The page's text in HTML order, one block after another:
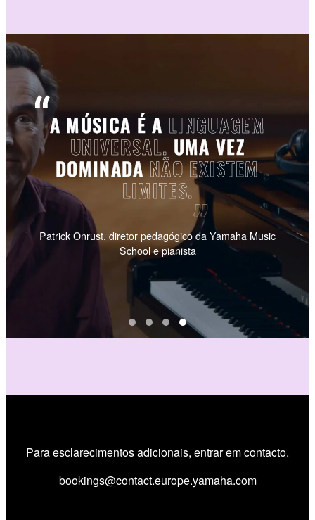
Testemunhos
A MÚSICA É A LINGUAGEM
UNIVERSAL. UMA VEZ
DOMINADANÃO EXISTEM
LIMITES.
Patrick Onrust, diretor pedagógico da Yamaha Music
School e pianista
Para esclarecimentos adicionais, entrar em contacto.
bookings@contact.europe.yamaha.com